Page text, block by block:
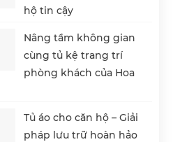
hộ tin cậy
Nâng tầm không gian
cùng tủ kệ trang trí
phòng khách của Hoa
Tủ áo cho căn hộ – Giải
pháp lưu trữ hoàn hảo